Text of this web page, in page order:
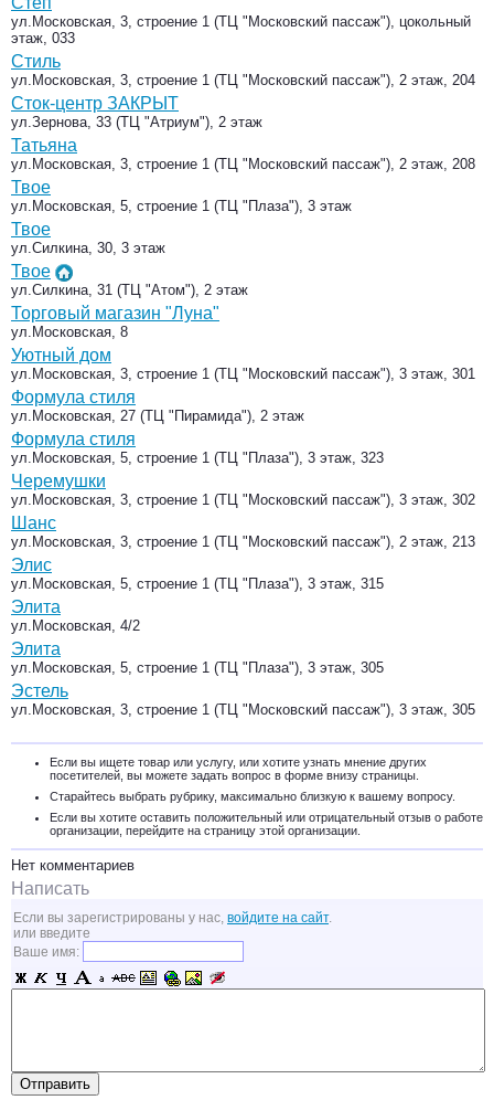
ул.Московская, 3, строение 1 (ТЦ "Московский пассаж"), цокольный
этаж, 033
Стиль
ул.Московская, 3, строение 1 (ТЦ "Московский пассаж"), 2 этаж, 204
Сток-центр ЗАКРЫТ
ул.Зернова, 33 (ТЦ "Атриум"), 2 этаж
Татьяна
ул.Московская, 3, строение 1 (ТЦ "Московский пассаж"), 2 этаж, 208
Твое
ул.Московская, 5, строение 1 (ТЦ "Плаза"), 3 этаж
Твое
ул.Силкина, 30, 3 этаж
Твое
ул.Силкина, 31 (ТЦ "Атом"), 2 этаж
Торговый магазин "Луна"
ул.Московская, 8
Уютный дом
ул.Московская, 3, строение 1 (ТЦ "Московский пассаж"), 3 этаж, 301
Формула стиля
ул.Московская, 27 (ТЦ "Пирамида"), 2 этаж
Формула стиля
ул.Московская, 5, строение 1 (ТЦ "Плаза"), 3 этаж, 323
Черемушки
ул.Московская, 3, строение 1 (ТЦ "Московский пассаж"), 3 этаж, 302
Шанс
ул.Московская, 3, строение 1 (ТЦ "Московский пассаж"), 2 этаж, 213
Элис
ул.Московская, 5, строение 1 (ТЦ "Плаза"), 3 этаж, 315
Элита
ул.Московская, 4/2
Элита
ул.Московская, 5, строение 1 (ТЦ "Плаза"), 3 этаж, 305
Эстель
ул.Московская, 3, строение 1 (ТЦ "Московский пассаж"), 3 этаж, 305
Если вы ищете товар или услугу, или хотите узнать мнение других
посетителей, вы можете задать вопрос в форме внизу страницы.
Старайтесь выбрать рубрику, максимально близкую к вашему вопросу.
Если вы хотите оставить положительный или отрицательный отзыв о работе
организации, перейдите на страницу этой организации.
Нет комментариев
Написать
Если вы зарегистрированы у нас, войдите на сайт.
или введите
Ваше имя: